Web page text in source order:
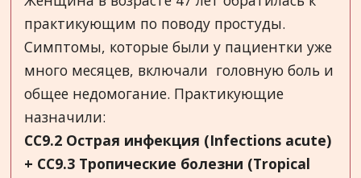
практикующим по поводу простуды.
Симптомы, которые были у пациентки уже
много месяцев, включали головную боль и
общее недомогание. Практикующие
назначили:
CC9.2 Острая инфекция (Infections acute)
+ CC9.3 Тропические болезни (Tropical